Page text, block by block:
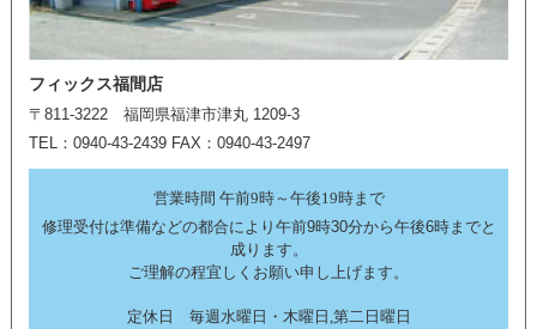
フィックス福間店
〒811-3222 福岡県福津市津丸 1209-3
TEL：0940-43-2439 FAX：0940-43-2497
営業時間 午前9時～午後19時まで
修理受付は準備などの都合により午前9時30分から午後6時までと
成ります。
ご理解の程宜しくお願い申し上げます。
定休日 毎週水曜日・木曜日,第二日曜日